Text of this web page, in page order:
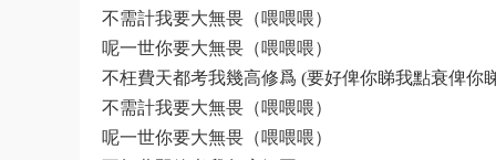
不需計我要大無畏（喂喂喂）
呢一世你要大無畏（喂喂喂）
不枉費天都考我幾高修爲 (要好俾你睇我點衰俾你睇
不需計我要大無畏（喂喂喂）
呢一世你要大無畏（喂喂喂）